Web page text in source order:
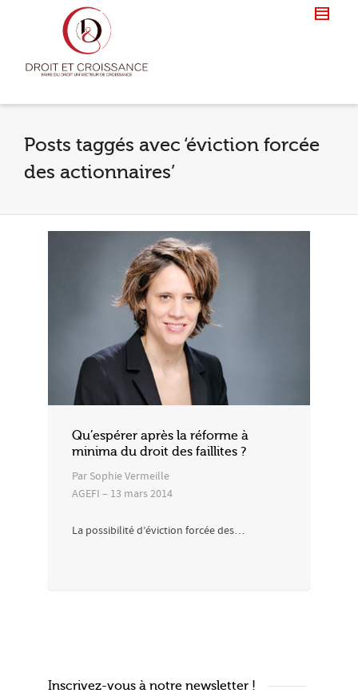
Posts taggés avec ‘éviction forcée
des actionnaires’
Qu’espérer après la réforme à
minima du droit des faillites ?
Par Sophie Vermeille
AGEFI – 13 mars 2014
La possibilité d’éviction forcée des…
Inscrivez-vous à notre newsletter !